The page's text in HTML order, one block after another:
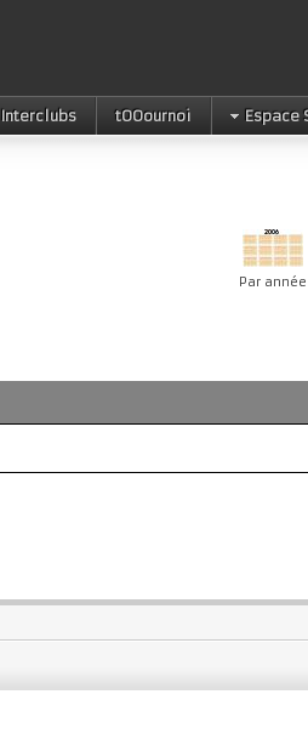
Interclubs tOOournoi Espace
Par année